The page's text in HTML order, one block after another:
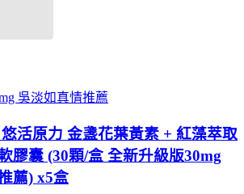
吳淡如真情推薦
活原力 金盞花葉黃素 + 紅藻萃取
膠囊 (30顆/盒 全新升級版30mg
薦) x5盒